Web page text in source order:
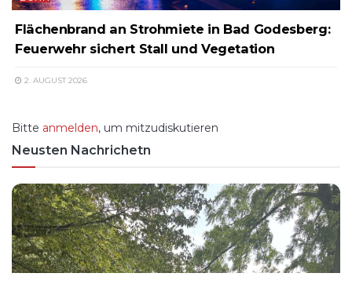
Flächenbrand an Strohmiete in Bad Godesberg:
Feuerwehr sichert Stall und Vegetation
2. AUGUST 2026
Bitte anmelden, um mitzudiskutieren
Neusten Nachrichetn